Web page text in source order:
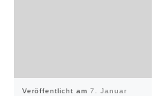
Veröffentlicht am 7. Januar